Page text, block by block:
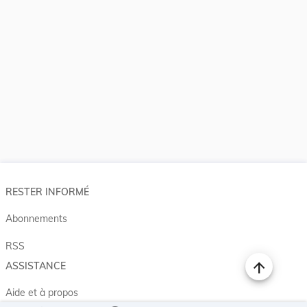
RESTER INFORMÉ
Abonnements
RSS
ASSISTANCE
Aide et à propos